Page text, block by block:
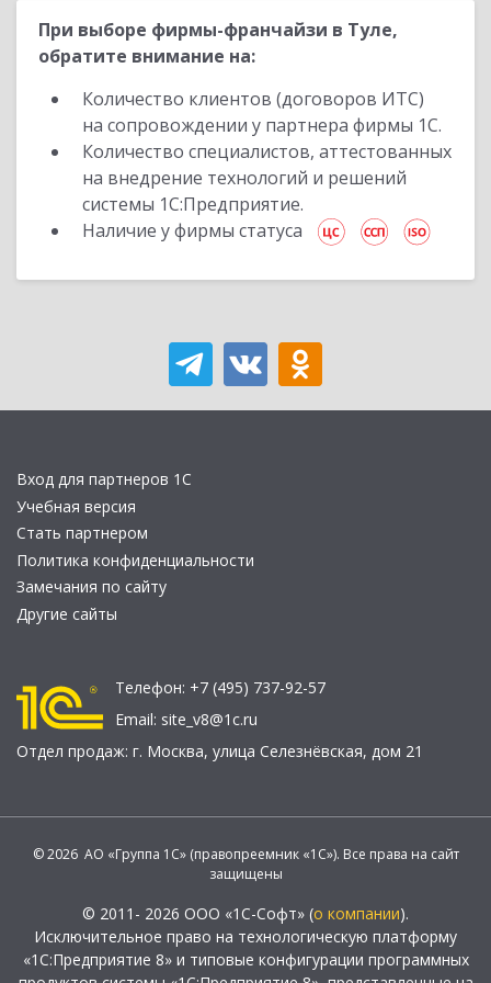
При выборе фирмы-франчайзи в Туле,
обратите внимание на:
Количество клиентов (договоров ИТС)
на сопровождении у партнера фирмы 1С.
Количество специалистов, аттестованных
на внедрение технологий и решений
системы 1С:Предприятие.
Наличие у фирмы статуса
Вход для партнеров 1С
Учебная версия
Стать партнером
Политика конфиденциальности
Замечания по сайту
Другие сайты
Телефон: +7 (495) 737-92-57
Email: site_v8@1c.ru
Отдел продаж: г. Москва, улица Селезнёвская, дом 21
© 2026 АО «Группа 1С» (правопреемник «1С»). Все права на сайт
защищены
© 2011- 2026 ООО «1С-Софт» (о компании).
Исключительное право на технологическую платформу
«1С:Предприятие 8» и типовые конфигурации программных